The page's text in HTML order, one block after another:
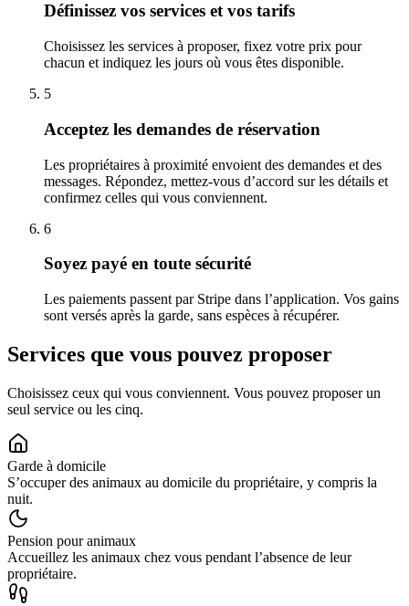
Définissez vos services et vos tarifs
Choisissez les services à proposer, fixez votre prix pour
chacun et indiquez les jours où vous êtes disponible.
5
Acceptez les demandes de réservation
Les propriétaires à proximité envoient des demandes et des
messages. Répondez, mettez-vous d’accord sur les détails et
confirmez celles qui vous conviennent.
6
Soyez payé en toute sécurité
Les paiements passent par Stripe dans l’application. Vos gains
sont versés après la garde, sans espèces à récupérer.
Services que vous pouvez proposer
Choisissez ceux qui vous conviennent. Vous pouvez proposer un
seul service ou les cinq.
Garde à domicile
S’occuper des animaux au domicile du propriétaire, y compris la
nuit.
Pension pour animaux
Accueillez les animaux chez vous pendant l’absence de leur
propriétaire.